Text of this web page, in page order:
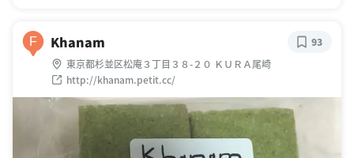
F Khanam
東京都杉並区松庵３丁目３８-２０ ＫＵＲＡ尾崎
http://khanam.petit.cc/
93